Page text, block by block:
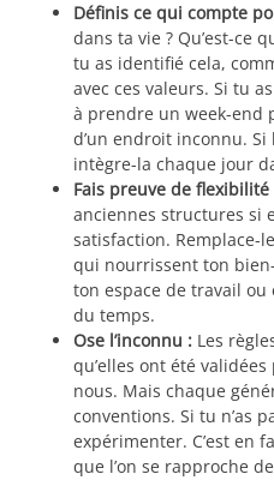
Définis ce qui compte
dans ta vie ? Qu’est-ce
tu as identifié cela,
avec ces valeurs. Si tu
à prendre un week-end
d’un endroit inconnu.
intègre-la chaque jour
Fais preuve de flexibilité
anciennes structures si
satisfaction. Remplace-
qui nourrissent ton
ton espace de travail
du temps.
Ose l’inconnu : Les
qu’elles ont été
nous. Mais chaque
conventions. Si tu n’as
expérimenter. C’est en
que l’on se rapproche